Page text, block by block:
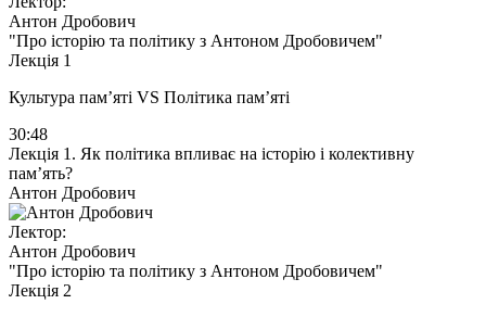
Антон Дробович
"Про історію та політику з Антоном Дробовичем"
Лекція 1
Культура пам’яті VS Політика памʼяті
30:48
Лекція 1. Як політика впливає на історію і колективну
памʼять?
Антон Дробович
Лектор:
Антон Дробович
"Про історію та політику з Антоном Дробовичем"
Лекція 2